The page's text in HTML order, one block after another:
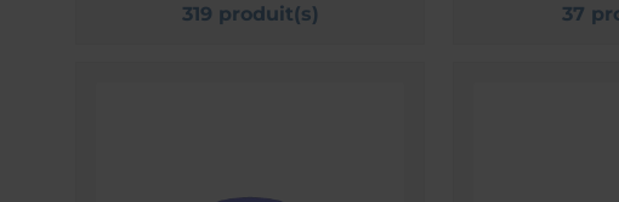
319 produit(s) 37